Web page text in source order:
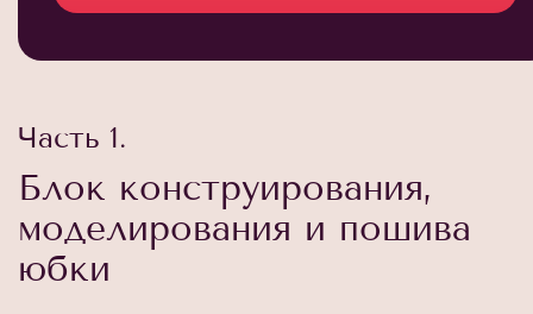
Часть 1.
Блок конструирования,
моделирования и пошива
юбки